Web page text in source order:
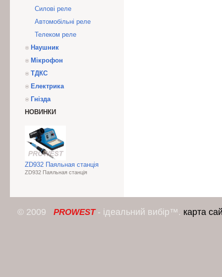
Силові реле
Автомобільні реле
Телеком реле
Наушник
Мікрофон
ТДКС
Електрика
Гнізда
НОВИНКИ
ZD932 Паяльная станція
ZD932 Паяльная станція
© 2009 PROWEST- ідеальний вибір™. карта